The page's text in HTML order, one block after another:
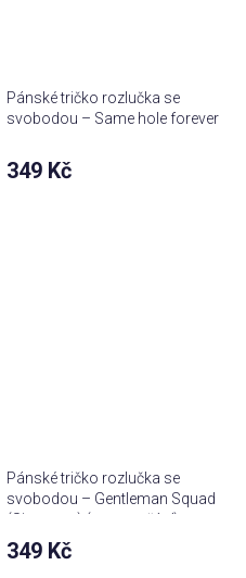
Pánské tričko rozlučka se
svobodou – Same hole forever
349 Kč
Pánské tričko rozlučka se
svobodou – Gentleman Squad
(Signature) (text na přání)
349 Kč